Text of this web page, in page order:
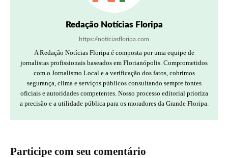
Redação Notícias Floripa
https://noticiasfloripa.com
A Redação Notícias Floripa é composta por uma equipe de
jornalistas profissionais baseados em Florianópolis. Comprometidos
com o Jornalismo Local e a verificação dos fatos, cobrimos
segurança, clima e serviços públicos consultando sempre fontes
oficiais e autoridades competentes. Nosso processo editorial prioriza
a precisão e a utilidade pública para os moradores da Grande Floripa.
Participe com seu comentário